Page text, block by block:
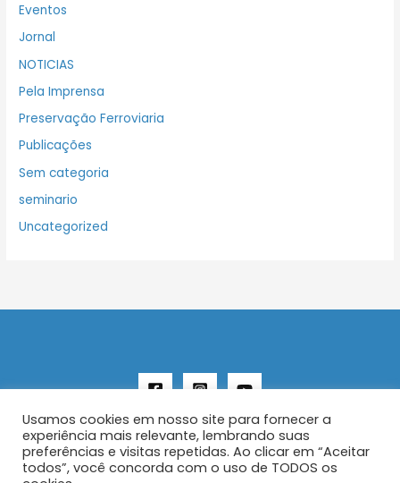
Eventos
Jornal
NOTICIAS
Pela Imprensa
Preservação Ferroviaria
Publicações
Sem categoria
seminario
Uncategorized
Copyright © 2026 AENFER
Usamos cookies em nosso site para fornecer a
experiência mais relevante, lembrando suas
preferências e visitas repetidas. Ao clicar em “Aceitar
todos”, você concorda com o uso de TODOS os